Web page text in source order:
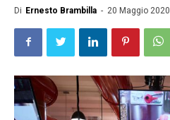
Di Ernesto Brambilla - 20 Maggio 2020